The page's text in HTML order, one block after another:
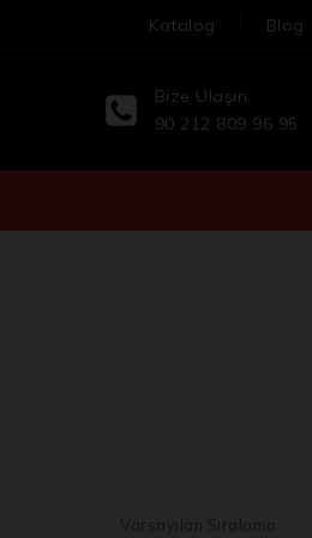
Katalog Blog
Bize Ulaşın:
90 212 809 96 95